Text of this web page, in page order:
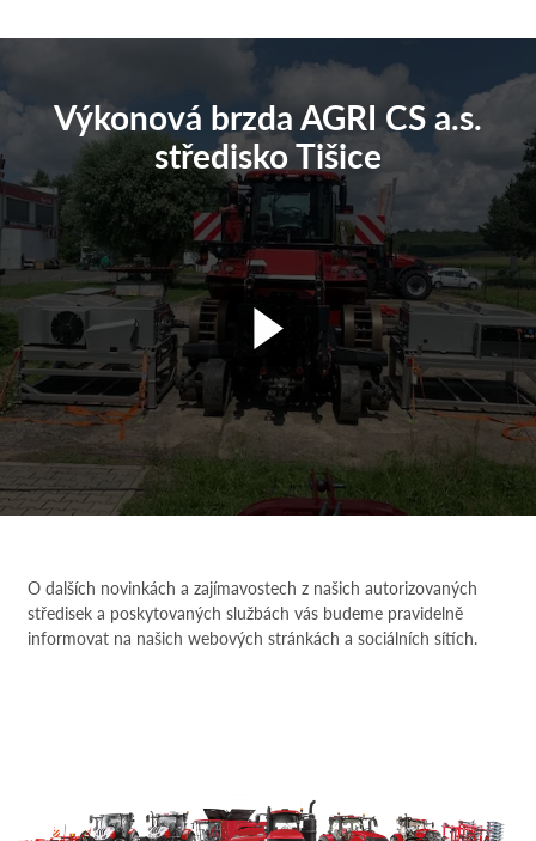
Výkonová brzda AGRI CS a.s.
středisko Tišice
O dalších novinkách a zajímavostech z našich autorizovaných
středisek a poskytovaných službách vás budeme pravidelně
informovat na našich webových stránkách a sociálních sítích.